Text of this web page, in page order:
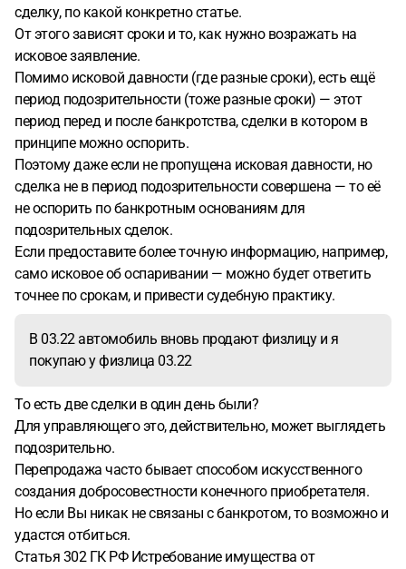
сделку, по какой конкретно статье.
От этого зависят сроки и то, как нужно возражать на
исковое заявление.
Помимо исковой давности (где разные сроки), есть ещё
период подозрительности (тоже разные сроки) — этот
период перед и после банкротства, сделки в котором в
принципе можно оспорить.
Поэтому даже если не пропущена исковая давности, но
сделка не в период подозрительности совершена — то её
не оспорить по банкротным основаниям для
подозрительных сделок.
Если предоставите более точную информацию, например,
само исковое об оспаривании — можно будет ответить
точнее по срокам, и привести судебную практику.
В 03.22 автомобиль вновь продают физлицу и я
покупаю у физлица 03.22
То есть две сделки в один день были?
Для управляющего это, действительно, может выглядеть
подозрительно.
Перепродажа часто бывает способом искусственного
создания добросовестности конечного приобретателя.
Но если Вы никак не связаны с банкротом, то возможно и
удастся отбиться.
Статья 302 ГК РФ Истребование имущества от